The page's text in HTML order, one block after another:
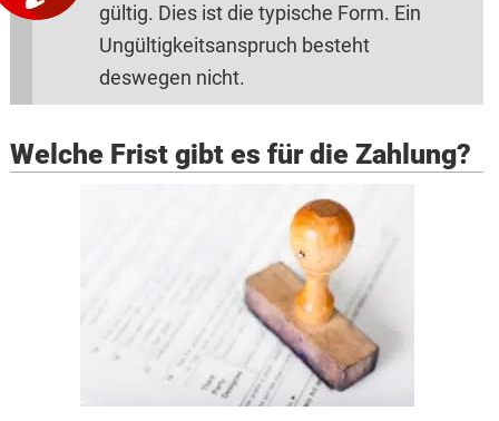
gültig. Dies ist die typische Form. Ein
Ungültigkeitsanspruch besteht
deswegen nicht.
Welche Frist gibt es für die Zahlung?